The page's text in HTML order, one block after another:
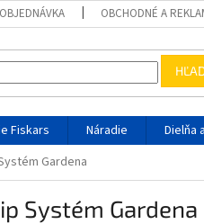
OBCHODNÉ A
Fiskars Náradie Dielňa
Gardena
Systém Gardena